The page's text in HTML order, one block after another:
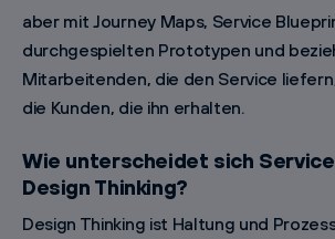
aber mit Journey Maps, Service
durchgespielten Prototypen und
Mitarbeitenden, die den Service
die Kunden, die ihn erhalten.
Wie unterscheidet sich
Design Thinking?
Design Thinking ist Haltung und